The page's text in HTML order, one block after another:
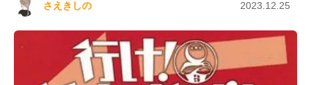
さえきしの 2023.12.25